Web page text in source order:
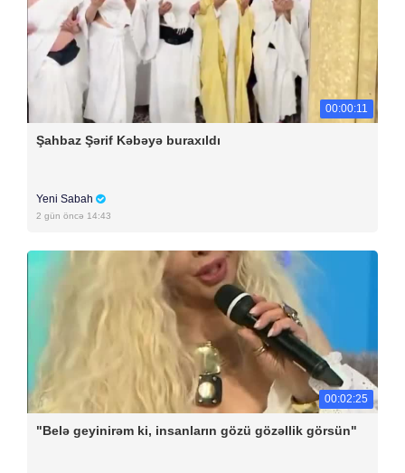
00:00:11
Şahbaz Şərif Kəbəyə buraxıldı
Yeni Sabah
2 gün öncə 14:43
00:02:25
"Belə geyinirəm ki, insanların gözü gözəllik görsün"